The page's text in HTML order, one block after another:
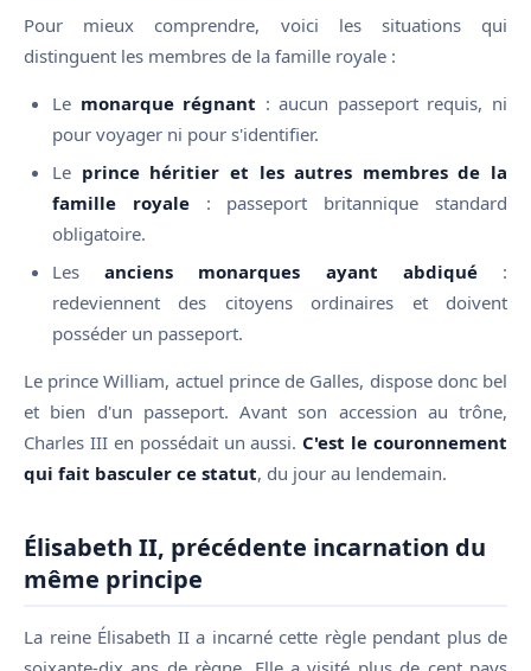
Pour mieux comprendre, voici les situations qui
distinguent les membres de la famille royale :
Le monarque régnant : aucun passeport requis, ni
pour voyager ni pour s'identifier.
Le prince héritier et les autres membres de la
famille royale: passeport britannique standard
obligatoire.
Lesanciens monarques ayant abdiqué:
redeviennent des citoyens ordinaires et doivent
posséder un passeport.
Le prince William, actuel prince de Galles, dispose donc bel
et bien d'un passeport. Avant son accession au trône,
Charles III en possédait un aussi. C'est le couronnement
qui fait basculer ce statut, du jour au lendemain.
Élisabeth II, précédente incarnation du
même principe
La reine Élisabeth II a incarné cette règle pendant plus de